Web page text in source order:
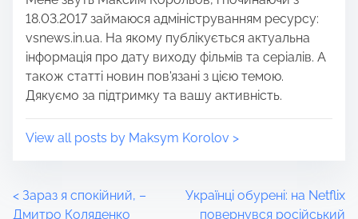
n
:
18.03.2017 займаюся адмініструванням ресурсу:
vsnews.in.ua. На якому публікується актуальна
інформація про дату виходу фільмів та серіалів. А
також статті новин пов'язані з цією темою.
Дякуємо за підтримку та вашу активність.
View all posts by Maksym Korolov >
P
< Зараз я спокійний, –
Дмитро Коляденко
Українці обурені: на Netflix
повернувся російський